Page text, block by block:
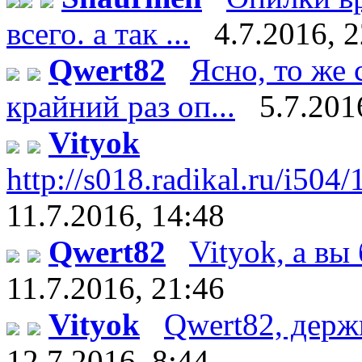
всего. а так ...
4.7.2016,
Qwert82
Ясно, то же
крайний раз оп...
Vityok
http://s018.radikal.ru/i504/
11.7.2016, 14:48
Qwert82
Vityok, а вы
11.7.2016, 21:46
Vityok
Qwert82,